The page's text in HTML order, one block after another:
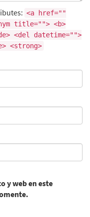
<a href=""
title=""> <b>
<del datetime="">
<strong>
y web en este